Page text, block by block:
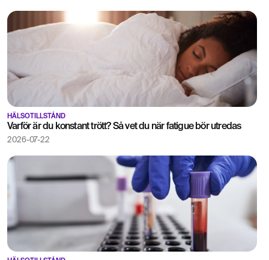
HÄLSOTILLSTÅND
Varför är du konstant trött? Så vet du när fatigue bör utredas
2026-07-22